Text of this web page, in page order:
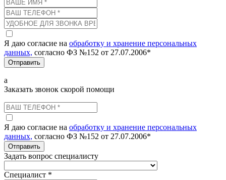
Я даю согласие на обработку и хранение персональных
данных, согласно ФЗ №152 от 27.07.2006*
Отправить
а
Заказать звонок скорой помощи
Я даю согласие на обработку и хранение персональных
данных, согласно ФЗ №152 от 27.07.2006*
Отправить
Задать вопрос специалисту
Специалист *